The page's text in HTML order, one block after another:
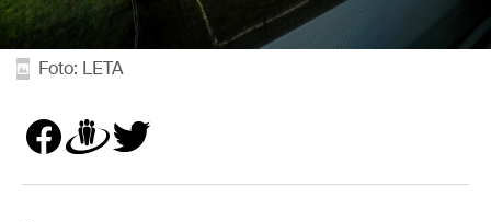
Foto: LETA